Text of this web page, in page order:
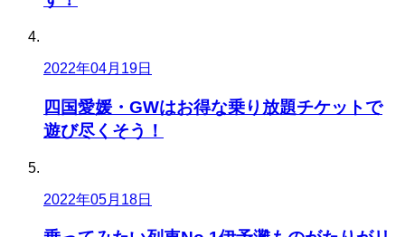
2022年04月19日
四国愛媛・GWはお得な乗り放題チケットで
遊び尽くそう！
2022年05月18日